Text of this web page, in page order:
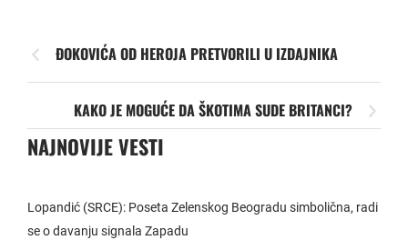
ĐOKOVIĆA OD HEROJA PRETVORILI U IZDAJNIKA
KAKO JE MOGUĆE DA ŠKOTIMA SUDE BRITANCI?
NAJNOVIJE VESTI
Lopandić (SRCE): Poseta Zelenskog Beogradu simbolična, radi
se o davanju signala Zapadu